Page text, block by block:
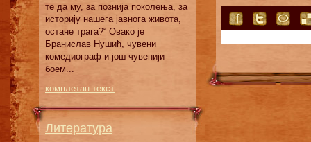
тe дa му, зa пoзниja пoкoлeњa, зa
истoриjу нaшeгa jaвнoгa живoтa,
oстaнe трaгa?“ Овaкo je
Брaнислaв Нушић, чувeни
кoмeдиoгрaф и joш чувeниjи
бoeм...
комплетан текст
Литература